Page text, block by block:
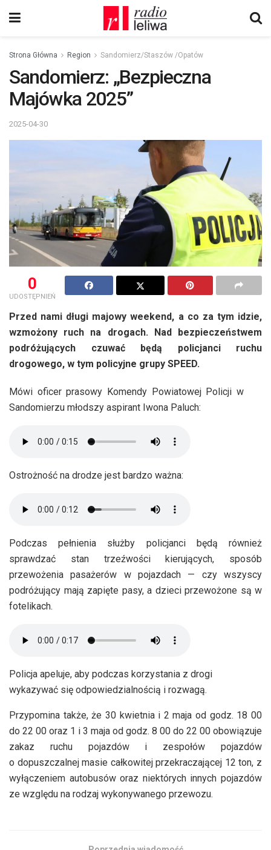
Strona Główna Region Sandomierz/Staszów /Opatów
Sandomierz: „Bezpieczna
Majówka 2025”
2025-04-30
0
UDOSTĘPNIEŃ
Przed nami długi majowy weekend, a co za tym idzie,
wzmożony ruch na drogach. Nad bezpieczeństwem
podróżujących czuwać będą policjanci ruchu
drogowego, w tym policyjne grupy SPEED.
Mówi oficer prasowy Komendy Powiatowej Policji w
Sandomierzu młodszy aspirant Iwona Paluch:
Ostrożność na drodze jest bardzo ważna:
Podczas pełnienia służby policjanci będą również
sprawdzać stan trzeźwości kierujących, sposób
przewożenia pasażerów w pojazdach — czy wszyscy
podróżujący mają zapięte pasy, a dzieci przewożone są w
fotelikach.
Policja apeluje, aby podczas korzystania z drogi
wykazywać się odpowiedzialnością i rozwagą.
Przypomina także, że 30 kwietnia i 2 maja od godz. 18 00
do 22 00 oraz 1 i 3 maja od godz. 8 00 do 22 00 obowiązuje
zakaz ruchu pojazdów i zespołów pojazdów
o dopuszczalnej masie całkowitej przekraczającej 12 ton, z
wyłączeniem autobusów oraz niektórych innych pojazdów
ze względu na rodzaj wykonywanego przewozu.